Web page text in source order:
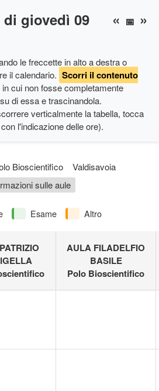
« 📅 »
giovedì 09
le freccette in alto a destrao
il calendario. Scorri il contenuto
cui non fosse completamente
di essa e trascinandola.
verticalmente la tabella, tocca
l'indicazione delle ore).
Bioscientifico
Valdisavoia
sulle aule
Esame Altro
AULA FILADELFIO
BASILE
Polo Bioscientifico